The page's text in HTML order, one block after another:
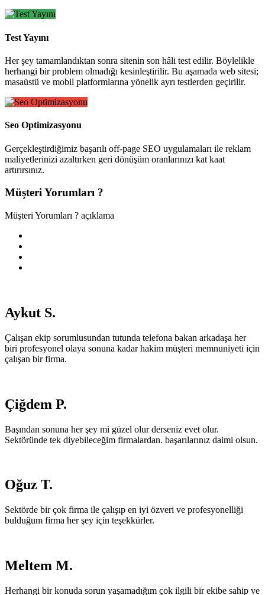
Test Yayını
Her şey tamamlandıktan sonra sitenin son hâli test edilir. Böylelikle
herhangi bir problem olmadığı kesinleştirilir. Bu aşamada web sitesi;
masaüstü ve mobil platformlarına yönelik ayrı testlerden geçirilir.
Seo Optimizasyonu
Gerçekleştirdiğimiz başarılı off-page SEO uygulamaları ile reklam
maliyetlerinizi azaltırken geri dönüşüm oranlarınızı kat kaat
artırırsınız.
Müşteri Yorumları ?
Müşteri Yorumları ? açıklama
Aykut S.
Çalışan ekip sorumlusundan tutunda telefona bakan arkadaşa her
biri profesyonel olaya sonuna kadar hakim müşteri memnuniyeti için
çalışan bir firma.
Çiğdem P.
Başından sonuna her şey mi güzel olur derseniz evet olur.
Sektöründe tek diyebileceğim firmalardan. başarılarınız daimi olsun.
Oğuz T.
Sektörde bir çok firma ile çalışıp en iyi özveri ve profesyonelliği
bulduğum firma her şey için teşekkürler.
Meltem M.
Herhangi bir konuda sorun yaşamadığım çok ilgili bir ekibe sahip ve